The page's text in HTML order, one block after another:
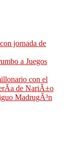
jornada de
a Juegos
con el
de NariÃ±o
MadrugÃ³n